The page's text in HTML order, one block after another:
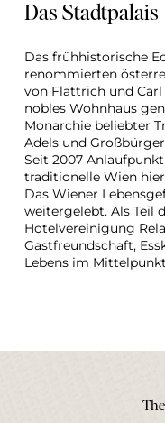
Das Stadtpalais
Das frühhistorische
renommierten
von Flattrich und
nobles Wohnhaus
Monarchie beliebter
Adels und
Seit 2007
traditionelle Wien
Das Wiener
weitergelebt. Als Teil
Hotelvereinigung
Gastfreundschaft,
Lebens im